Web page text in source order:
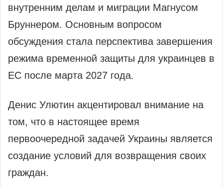
внутренним делам и миграции Магнусом
Бруннером. Основным вопросом
обсуждения стала перспектива завершения
режима временной защиты для украинцев в
ЕС после марта 2027 года.
Денис Улютин акцентировал внимание на
том, что в настоящее время
первоочередной задачей Украины является
создание условий для возвращения своих
граждан.